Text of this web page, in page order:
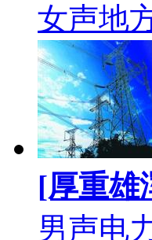
女声地
[厚重雄
男声电